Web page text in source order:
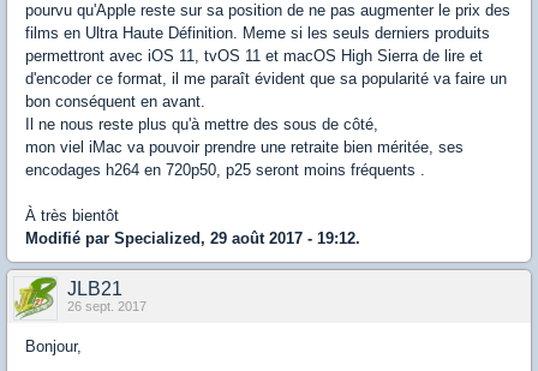
pourvu qu'Apple reste sur sa position de ne pas augmenter le prix des
films en Ultra Haute Définition. Meme si les seuls derniers produits
permettront avec iOS 11, tvOS 11 et macOS High Sierra de lire et
d'encoder ce format, il me paraît évident que sa popularité va faire un
bon conséquent en avant.
Il ne nous reste plus qu'à mettre des sous de côté,
mon viel iMac va pouvoir prendre une retraite bien méritée, ses
encodages h264 en 720p50, p25 seront moins fréquents .
À très bientôt
Modifié par Specialized, 29 août 2017 - 19:12.
JLB21
26 sept. 2017
Bonjour,